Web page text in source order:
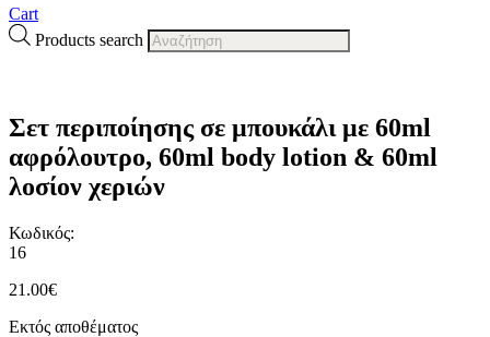
Cart
Products search
Σετ περιποίησης σε μπουκάλι με 60ml
αφρόλουτρο, 60ml body lotion & 60ml
λοσίον χεριών
Κωδικός:
16
21.00€
Εκτός αποθέματος